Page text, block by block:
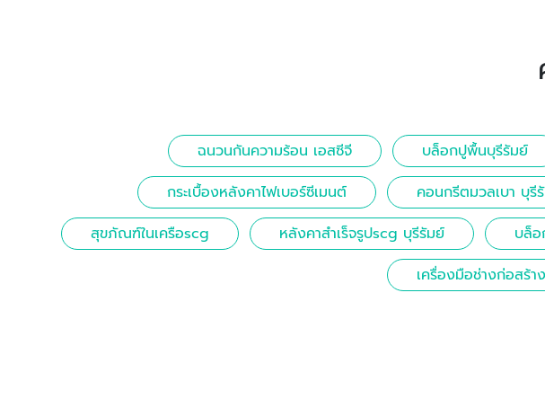
ฉนวนกันความร้อน เอสซีจี บล็อกปูพื้นบุรีรัมย์
กระเบื้องหลังคาไฟเบอร์ซีเมนต์
คอนกรีตมวลเบา บุรี
สุขภัณฑ์ในเครือscg
หลังคาสำเร็จรูปscg บุรีรัมย์ บล็
เครื่องมือช่างก่อสร้า